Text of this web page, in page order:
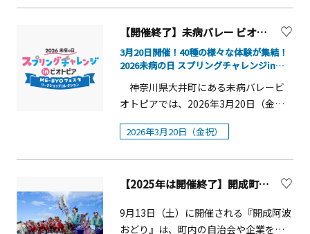
～12：00② 13：00～14：00③ 15：00
～16：00■場所：内馬場芝生広場■料
金：無料■受付：各回40組限定で整理
券を配布します。 ＜整理券配布場所
＞ ポニーふれあい会場前受付テント
＜整理券配布時間＞ ①10：30～11：
00②12：30～13：00③14：30～15：
00【カツマルくんグリーティング】
（対象日：9月13日・14日・15日）川
崎競馬マスコットキャラクター「カツ
登場します。ご来場の記念として一緒
に写真撮影をお楽しみください。■時
間：不定期■場所：内馬場M1投票所■
後1時 下町五町連合神輿渡御（横須賀
中央駅前Ｙデッキ下を発進）午後2時
宮神輿町内渡御
【開催終了】未病バレー ビオトピア「2026未病の日 スプリングチャレンジ in ビオトピア ～ME-BYOフェスタ・ワークショップコレクション～」【大井町】
3月20日開催！40種の様々な体験が集結！
2026未病の日 スプリングチャレンジinビ
神奈川県大井町にある未病バレービ
オトピアでは、2026年3月20日（金
祝）の「未病の日」に合わせ「2026未
病の日 スプリングチャレンジ in ビオト
す。本イベントは、楽しみながら「未
陶芸や書道などの芸術体験、発酵食品
2026年3月20日（金祝）
【2025年は開催終了】開成町阿波おどり
9月13日（土）に開催される『開成阿波
おどり』は、町内の自治会や企業を主